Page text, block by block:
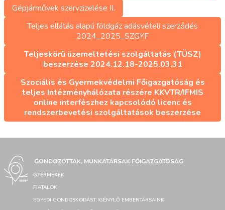
Gépjárművek szervzizelése II.
Teljes ellátás alapú földgáz adásvételi szerződés
2024_2025_SZGYF
Teljeskörű üzemeltetési szolgáltatás (TÜSZ)
beszerzése 2024.12.18-2025.03.31
Szociális és Gyermekvédelmi Főigazgatóság és
teljes Intézményhálózata részére KKVTR/IFMIS
online interfészhez kapcsolódó licenc és
rendszerbevetési szolgáltatások beszerzése
GONDOZOTTAK, MUNKATÁRSAK FŐIGAZGATÓSÁG
GYERMEKEK
FIATALOK
EGYEDI GONDOSKODÁST IGÉNYLŐ EMBERTÁRSAINK